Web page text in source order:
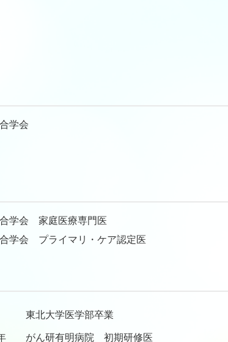
学会
学会 家庭医療専門医
学会 プライマリ・ケア認定医
東北大学医学部卒業
がん研有明病院 初期研修医